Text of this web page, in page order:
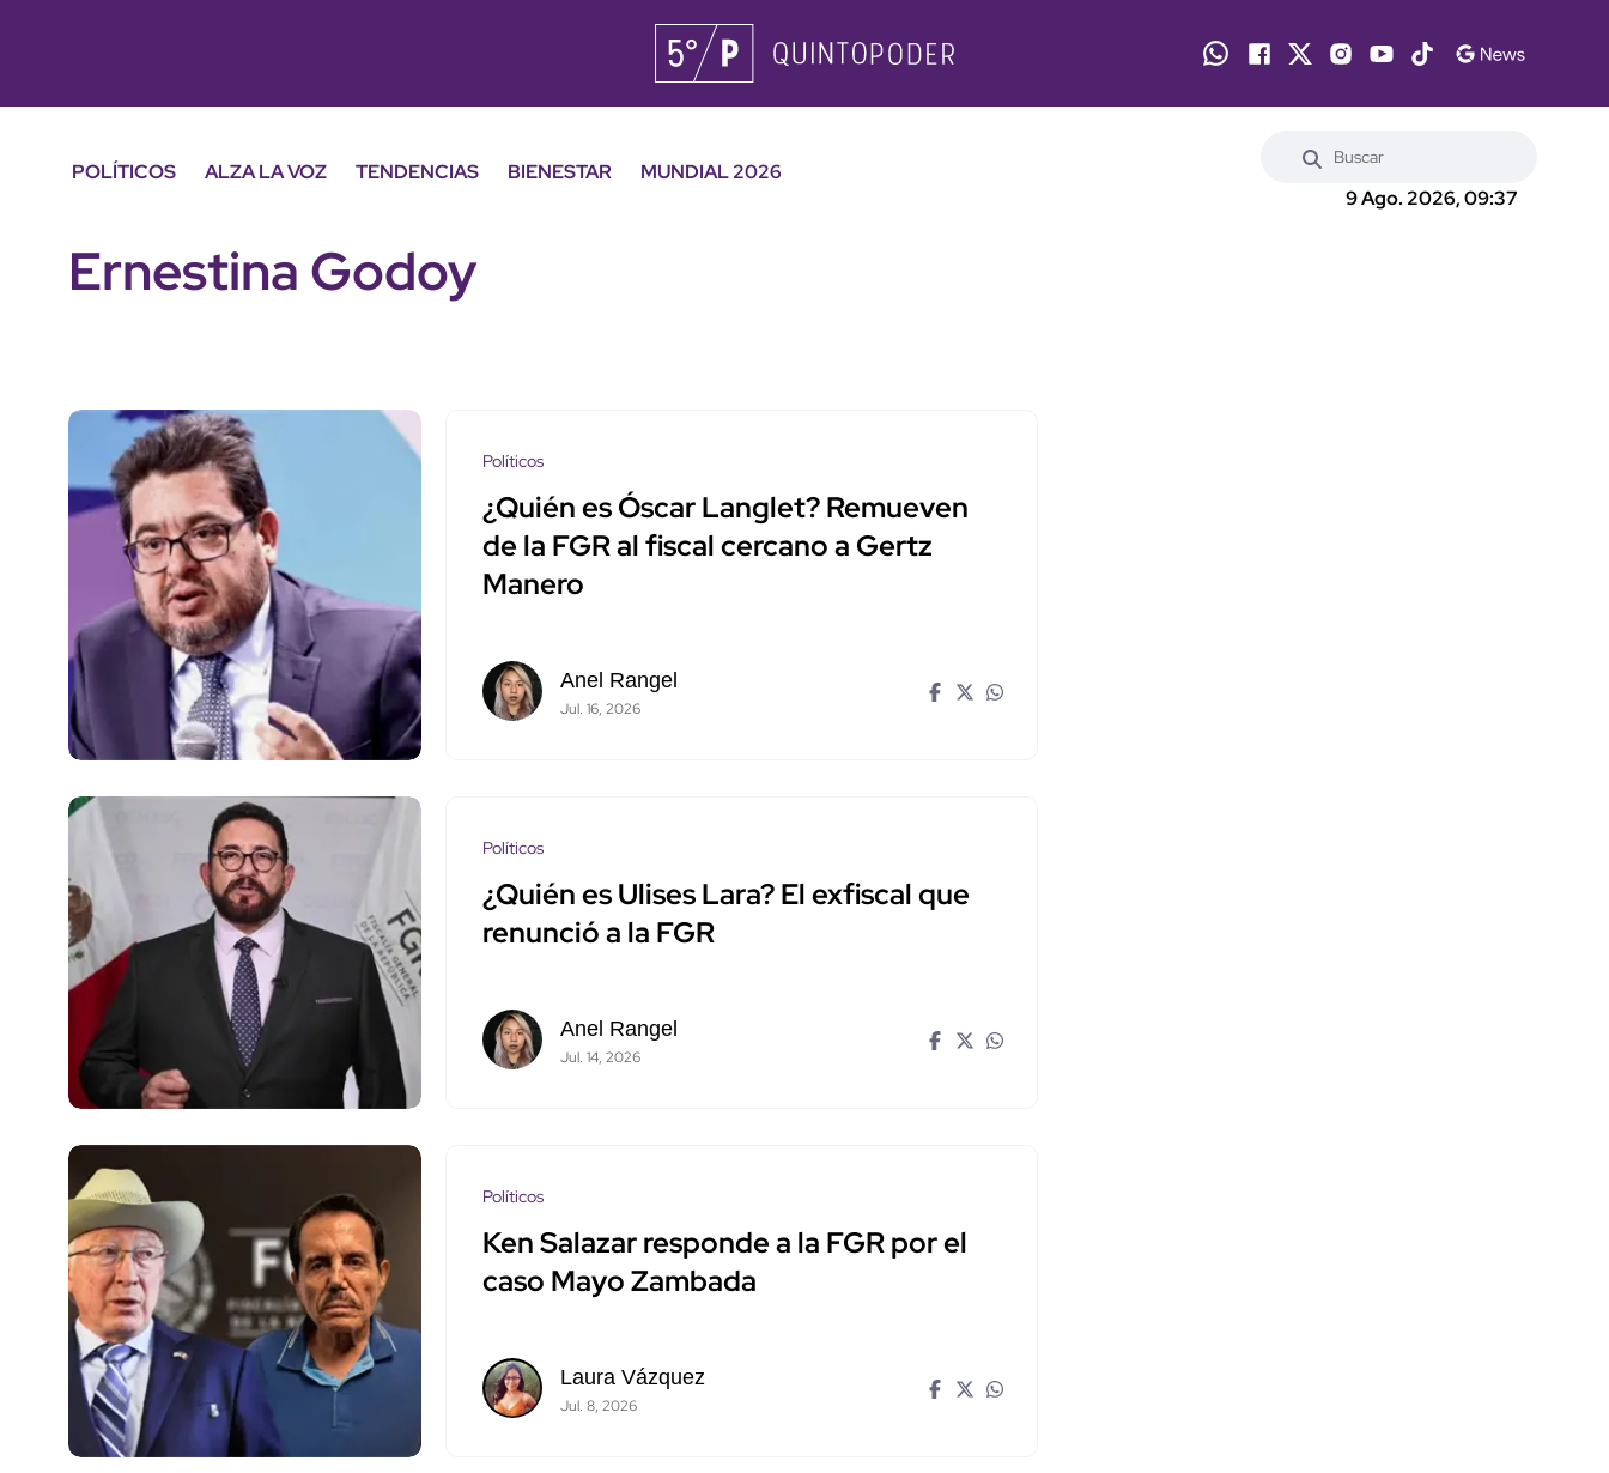
POLÍTICOS ALZA LA VOZ TENDENCIAS BIENESTAR
MUNDIAL 2026
9 Ago. 2026, 09:37
Ernestina Godoy
Políticos
¿Quién es Óscar Langlet? Remueven
de la FGR al fiscal cercano a Gertz
Manero
Anel Rangel
Jul. 16, 2026
Políticos
¿Quién es Ulises Lara? El exfiscal que
renunció a la FGR
Anel Rangel
Jul. 14, 2026
Políticos
Ken Salazar responde a la FGR por el
caso Mayo Zambada
Laura Vázquez
Jul. 8, 2026